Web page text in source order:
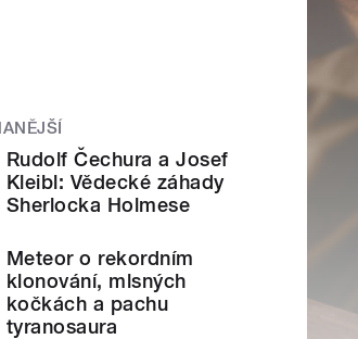
Rudolf Čechura a Josef
Kleibl: Vědecké záhady
Sherlocka Holmese
Meteor o rekordním
klonování, mlsných
kočkách a pachu
tyranosaura